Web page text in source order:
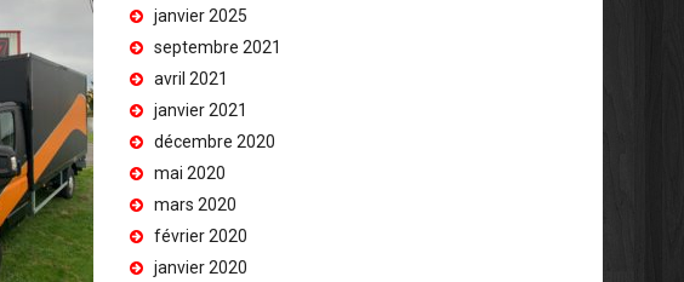
janvier 2025
septembre 2021
avril 2021
janvier 2021
décembre 2020
mai 2020
mars 2020
février 2020
janvier 2020